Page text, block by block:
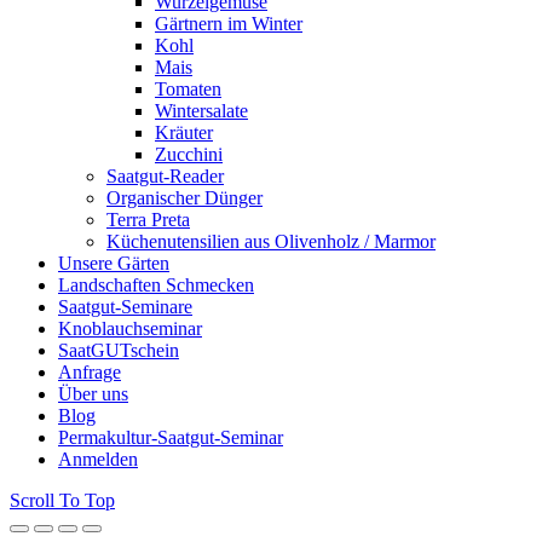
Gärtnern im Winter
Kohl
Mais
Tomaten
Wintersalate
Kräuter
Zucchini
Saatgut-Reader
Organischer Dünger
Terra Preta
Küchenutensilien aus Olivenholz / Marmor
Unsere Gärten
Landschaften Schmecken
Saatgut-Seminare
Knoblauchseminar
SaatGUTschein
Anfrage
Über uns
Blog
Permakultur-Saatgut-Seminar
Anmelden
Scroll To Top